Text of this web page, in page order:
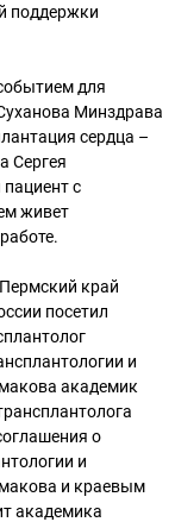
поддержки
для
Минздрава
сердца –
Сергея
с
живет
край
посетил
и
академик
о
и
и краевым
академика